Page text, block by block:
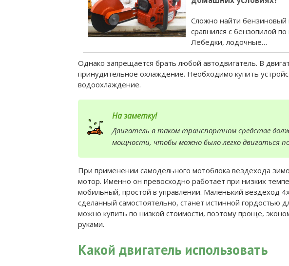
Сложно найти
сравнился с бензопилой
Лебедки, лодочные…
Однако запрещается брать любой автодвигатель. В
принудительное охлаждение. Необходимо купить
водоохлаждение.
На заметку!
Двигатель в таком транспортном средстве
мощности, чтобы можно было легко двигаться
При применении самодельного мотоблока вездехода
мотор. Именно он превосходно работает при низких
мобильный, простой в управлении. Маленький вездеход
сделанный самостоятельно, станет истинной гордостью
можно купить по низкой стоимости, поэтому проще,
руками.
Какой двигатель использовать